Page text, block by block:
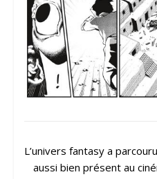
L’univers fantasy a
aussi bien présent au